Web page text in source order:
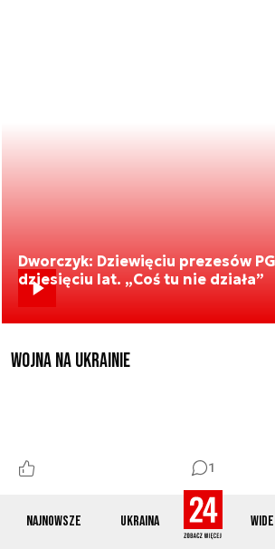
Najnowsze Ukraina
1
Dworczyk: Dziewięciu prezesów
dziesięciu lat. „Coś tu nie działa”
Wojna na Ukrainie